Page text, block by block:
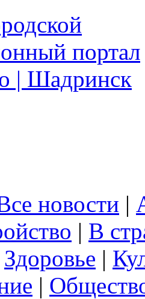
новости |
| В
Здоровье |
|